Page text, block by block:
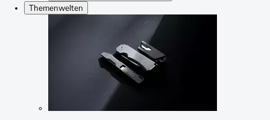
Themenwelten